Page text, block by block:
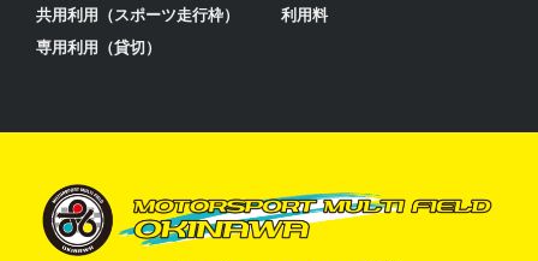
共用利用（スポーツ走行枠）
専用利用（貸切）
利用料